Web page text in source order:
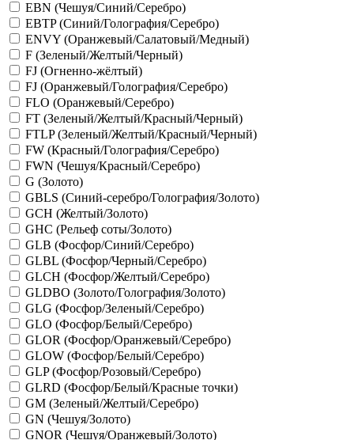
EBN (Чешуя/Синий/Серебро)
EBTP (Синий/Голография/Серебро)
ENVY (Оранжевый/Салатовый/Медный)
F (Зеленый/Желтый/Черный)
FJ (Огненно-жёлтый)
FJ (Оранжевый/Голография/Серебро)
FLO (Оранжевый/Серебро)
FT (Зеленый/Желтый/Красный/Черный)
FTLP (Зеленый/Желтый/Красный/Черный)
FW (Красный/Голография/Серебро)
FWN (Чешуя/Красный/Серебро)
G (Золото)
GBLS (Синий-серебро/Голография/Золото)
GCH (Желтый/Золото)
GHC (Рельеф соты/Золото)
GLB (Фосфор/Синий/Серебро)
GLBL (Фосфор/Черный/Серебро)
GLCH (Фосфор/Желтый/Серебро)
GLDBO (Золото/Голография/Золото)
GLG (Фосфор/Зеленый/Серебро)
GLO (Фосфор/Белый/Серебро)
GLOR (Фосфор/Оранжевый/Серебро)
GLOW (Фосфор/Белый/Серебро)
GLP (Фосфор/Розовый/Серебро)
GLRD (Фосфор/Белый/Красные точки)
GM (Зеленый/Желтый/Серебро)
GN (Чешуя/Золото)
GNOR (Чешуя/Оранжевый/Золото)